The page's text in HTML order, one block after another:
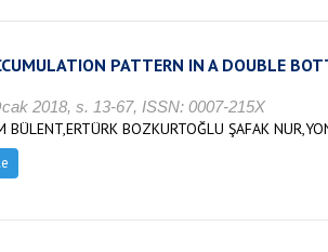
PATTERN IN A DOUBLE
2018, s. 13-67, ISSN: 0007-215X
BÜLENT,ERTÜRK BOZKURTOĞLU ŞAFAK